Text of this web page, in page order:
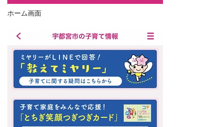
ホーム画面